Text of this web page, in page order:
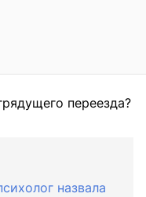
переезда?
назвала